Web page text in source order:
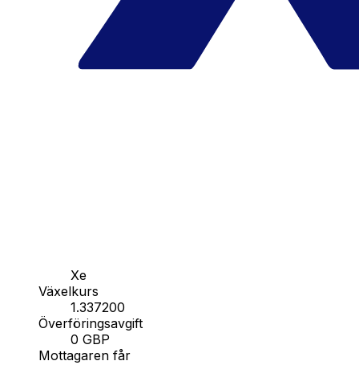
Xe
Växelkurs
1.337200
Överföringsavgift
0 GBP
Mottagaren får